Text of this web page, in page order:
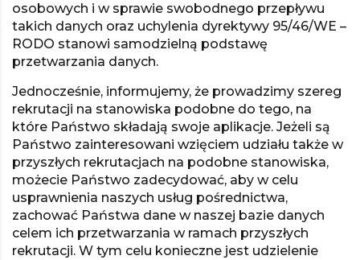
osobowych i w sprawie swobodnego przepływu
takich danych oraz uchylenia dyrektywy 95/46/WE –
RODO stanowi samodzielną podstawę
przetwarzania danych.
Jednocześnie, informujemy, że prowadzimy szereg
rekrutacji na stanowiska podobne do tego, na
które Państwo składają swoje aplikacje. Jeżeli są
Państwo zainteresowani wzięciem udziału także w
przyszłych rekrutacjach na podobne stanowiska,
możecie Państwo zadecydować, aby w celu
usprawnienia naszych usług pośrednictwa,
zachować Państwa dane w naszej bazie danych
celem ich przetwarzania w ramach przyszłych
rekrutacji. W tym celu konieczne jest udzielenie